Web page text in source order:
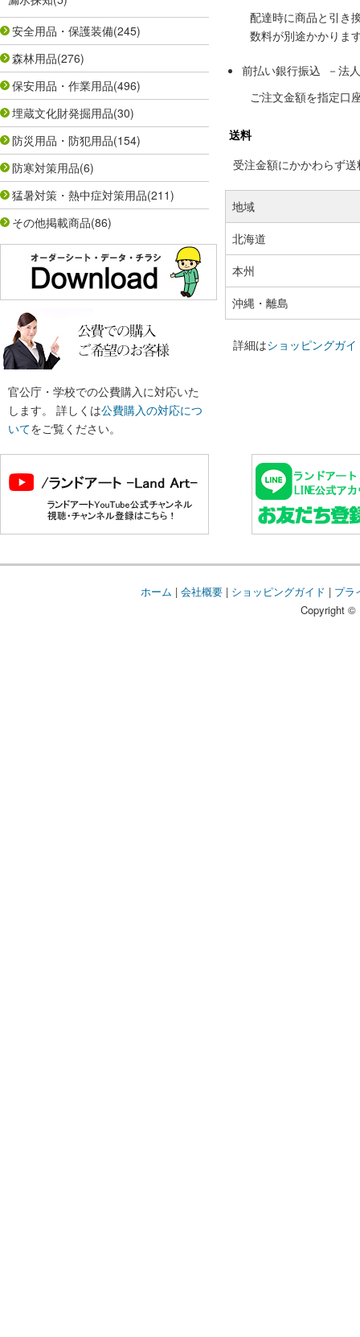
安全用品・保護装備(245)
森林用品(276)
保安用品・作業用品(496)
埋蔵文化財発掘用品(30)
防災用品・防犯用品(154)
防寒対策用品(6)
猛暑対策・熱中症対策用品(211)
その他掲載商品(86)
官公庁・学校での公費購入に対応いた
します。 詳しくは公費購入の対応につ
いてをご覧ください。
配達時に商品と引き
数料が別途かかりま
前払い銀行振込 －法
ご注文金額を指定口
送料
受注金額にかかわらず
地域
北海道
本州
沖縄・離島
詳細はショッピングガイ
ホーム | 会社概要| ショッピングガイド | プラ
Copyright ©